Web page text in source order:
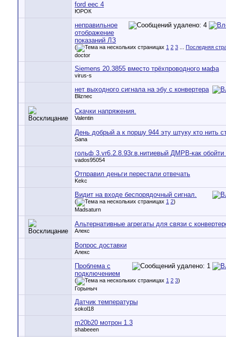
ford eec 4
ЮРОК
неправильное
отображение
показаний ЛЗ
( 1 2 3
Последняя
doctor
Siemens 20.3855 вместо трёхпроводного мафа
virus-s
нет выходного сигнала на эбу с конвертера
Bliznec
Скачки напряжения.
Valentin
День добрый а к поршу 944 эту штуку кто нить
Sana
гольф 3.vr6.2.8.93г.в.нитиевый ДМРВ-как обойти
vados95054
Отправил деньги перестали отвечать
Kekc
Видит на входе беспорядочный сигнал.
( 1 2)
Madsaturn
Альтернативные агрегаты для связи с
Алекс
Вопрос доставки
Алекс
Проблема с
подключением
( 1 2 3)
Горыныч
Датчик температуры
sokol18
m20b20 мотрон 1.3
shabeeen